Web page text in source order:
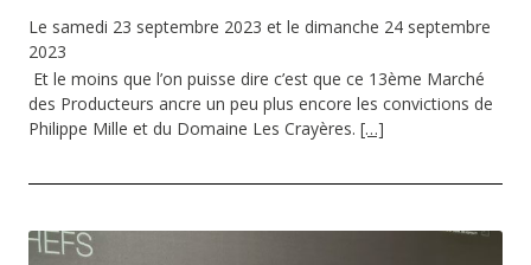
Le samedi 23 septembre 2023 et le dimanche 24 septembre
2023
Et le moins que l’on puisse dire c’est que ce 13ème Marché
des Producteurs ancre un peu plus encore les convictions de
Philippe Mille et du Domaine Les Crayères. […]